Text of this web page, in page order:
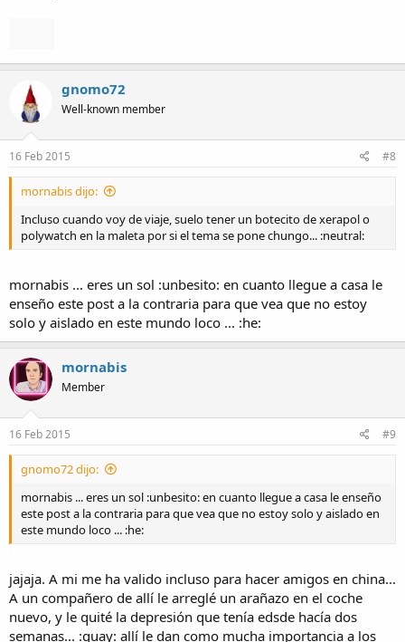
gnomo72
Well-known member
16 Feb 2015 #8
mornabis dijo:
Incluso cuando voy de viaje, suelo tener un botecito de xerapol o
polywatch en la maleta por si el tema se pone chungo... :neutral:
mornabis ... eres un sol :unbesito: en cuanto llegue a casa le
enseño este post a la contraria para que vea que no estoy
solo y aislado en este mundo loco ... :he:
mornabis
Member
16 Feb 2015 #9
gnomo72 dijo:
mornabis ... eres un sol :unbesito: en cuanto llegue a casa le enseño
este post a la contraria para que vea que no estoy solo y aislado en
este mundo loco ... :he:
jajaja. A mi me ha valido incluso para hacer amigos en china...
A un compañero de allí le arreglé un arañazo en el coche
nuevo, y le quité la depresión que tenía edsde hacía dos
semanas... :guay: allí le dan como mucha importancia a los